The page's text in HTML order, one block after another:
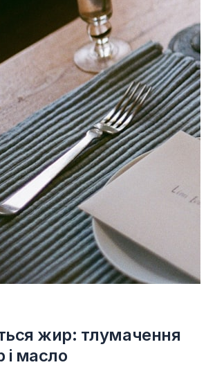
жир: тлумачення
і масло